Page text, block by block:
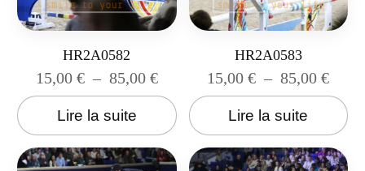
HR2A0582
15,00 € – 85,00 €
Lire la suite
HR2A0583
15,00€ – 85,00€
Lire la suite